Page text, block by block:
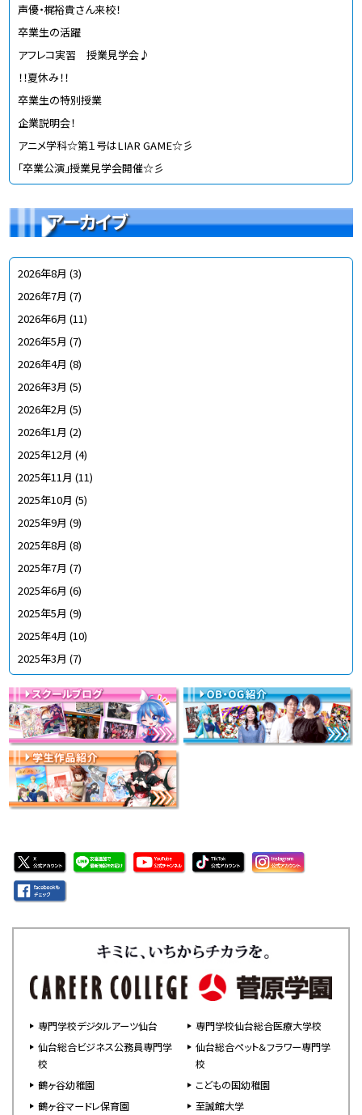
声優・梶裕貴さん来校！
卒業生の活躍
アフレコ実習 授業見学会♪
！！夏休み！！
卒業生の特別授業
企業説明会！
アニメ学科☆第１号はLIAR GAME☆彡
「卒業公演」授業見学会開催☆彡
アーカイブ
2026年8月 (3)
2026年7月 (7)
2026年6月 (11)
2026年5月 (7)
2026年4月 (8)
2026年3月 (5)
2026年2月 (5)
2026年1月 (2)
2025年12月 (4)
2025年11月 (11)
2025年10月 (5)
2025年9月 (9)
2025年8月 (8)
2025年7月 (7)
2025年6月 (6)
2025年5月 (9)
2025年4月 (10)
2025年3月 (7)
専門学校デジタルアーツ仙台
専門学校仙台総合医療大学校
仙台総合ビジネス公務員専門学
校
仙台総合ペット＆フラワー専門学
校
鶴ヶ谷幼稚園
こどもの国幼稚園
鶴ヶ谷マードレ保育園
至誠館大学